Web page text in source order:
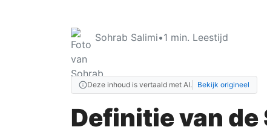
Sohrab Salimi•1 min. Leestijd
Deze inhoud is vertaald met AI. Bekijk origineel
Definitie van